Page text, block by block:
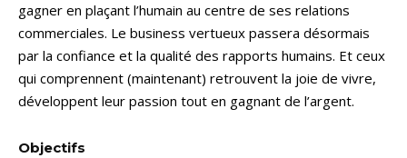
gagner en plaçant l’humain au centre de ses relations
commerciales. Le business vertueux passera désormais
par la confiance et la qualité des rapports humains. Et ceux
qui comprennent (maintenant) retrouvent la joie de vivre,
développent leur passion tout en gagnant de l’argent.
Objectifs